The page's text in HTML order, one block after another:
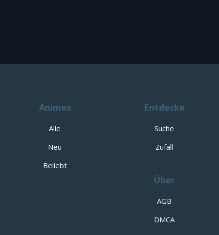
Animes
Alle
Neu
Beliebt
Entdecke
Suche
Zufall
Über
AGB
DMCA